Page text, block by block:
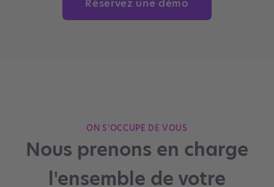
Réservez une démo
ON S’OCCUPE DE VOUS
Nous prenons en charge
l'ensemble de votre